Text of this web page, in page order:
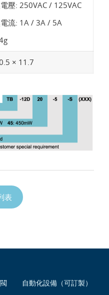
壓: 250VAC / 125VAC
流: 1A / 3A / 5A
× 11.7
表
自動化設備（可訂製）